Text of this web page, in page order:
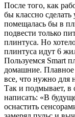
После того, как
бы классно сделать
помещалась бы в
подвести только
плинтуса. Но
плинтуса идут 6
Пользуемся Smart
домашние.
все, что нужно для
Так и подмывает, в
написать: «В
оснастить